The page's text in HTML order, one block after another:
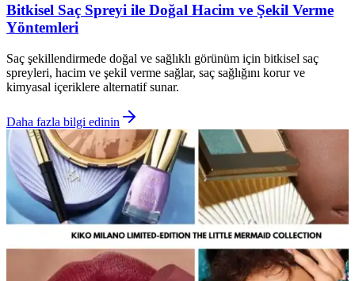
Bitkisel Saç Spreyi ile Doğal Hacim ve Şekil Verme
Yöntemleri
Saç şekillendirmede doğal ve sağlıklı görünüm için bitkisel saç
spreyleri, hacim ve şekil verme sağlar, saç sağlığını korur ve
kimyasal içeriklere alternatif sunar.
Daha fazla bilgi edinin